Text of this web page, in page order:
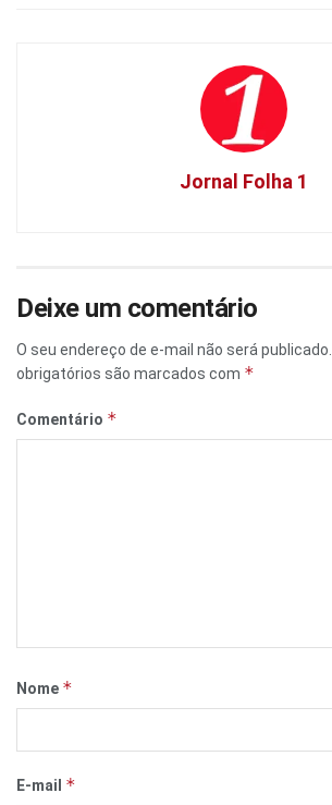
Jornal Folha 1
Deixe um comentário
O seu endereço de e-mail não será publicado.
obrigatórios são marcados com *
Comentário *
Nome *
E-mail *